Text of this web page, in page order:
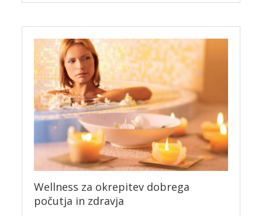
Wellness za okrepitev dobrega
počutja in zdravja